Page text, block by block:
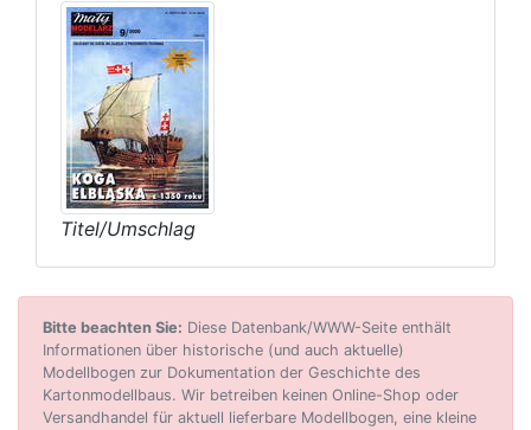
Titel/Umschlag
Bitte beachten Sie: Diese Datenbank/WWW-Seite enthält
Informationen über historische (und auch aktuelle)
Modellbogen zur Dokumentation der Geschichte des
Kartonmodellbaus. Wir betreiben keinen Online-Shop oder
Versandhandel für aktuell lieferbare Modellbogen, eine kleine